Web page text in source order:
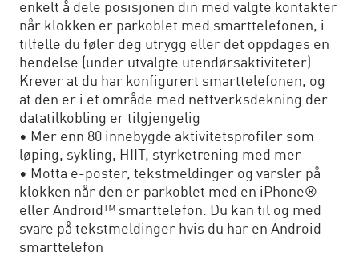
enkelt å dele posisjonen din med valgte kontakter
når klokken er parkoblet med smarttelefonen, i
tilfelle du føler deg utrygg eller det oppdages en
hendelse (under utvalgte utendørsaktiviteter).
Krever at du har konfigurert smarttelefonen, og
at den er i et område med nettverksdekning der
datatilkobling er tilgjengelig
• Mer enn 80 innebygde aktivitetsprofiler som
løping, sykling, HIIT, styrketrening med mer
• Motta e-poster, tekstmeldinger og varsler på
klokken når den er parkoblet med en iPhone®
eller Android™ smarttelefon. Du kan til og med
svare på tekstmeldinger hvis du har en Android-
smarttelefon